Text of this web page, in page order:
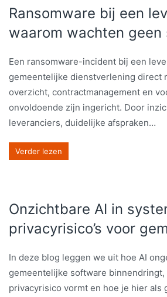
Ransomware bij een
waarom wachten
Een ransomware-incident bij een
gemeentelijke dienstverlening direct
overzicht, contractmanagement en
onvoldoende zijn ingericht. Door
leveranciers, duidelijke afspraken…
Verder lezen
Onzichtbare AI in
privacyrisico’s voor
In deze blog leggen we uit hoe AI
gemeentelijke software binnendringt,
privacyrisico vormt en hoe je hier als